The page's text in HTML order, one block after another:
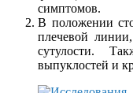
симптомов.
В положении
плечевой
сутулости.
выпуклостей и